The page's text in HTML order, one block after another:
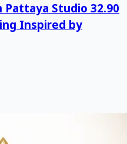
Pattaya Studio 32.90
Inspired by